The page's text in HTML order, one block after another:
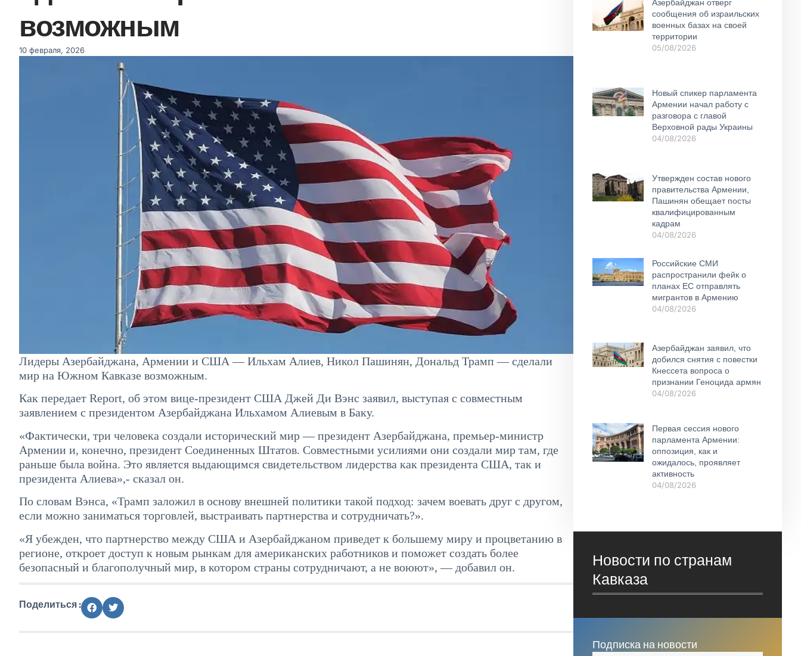
возможным
10 февраля, 2026
Лидеры Азербайджана, Армении и США — Ильхам Алиев, Никол Пашинян, Дональд Трамп — сделали
мир на Южном Кавказе возможным.
Как передает Report, об этом вице-президент США Джей Ди Вэнс заявил, выступая с совместным
заявлением с президентом Азербайджана Ильхамом Алиевым в Баку.
«Фактически, три человека создали исторический мир — президент Азербайджана, премьер-министр
Армении и, конечно, президент Соединенных Штатов. Совместными усилиями они создали мир там, где
раньше была война. Это является выдающимся свидетельством лидерства как президента США, так и
президента Алиева»,- сказал он.
По словам Вэнса, «Трамп заложил в основу внешней политики такой подход: зачем воевать друг с другом,
если можно заниматься торговлей, выстраивать партнерства и сотрудничать?».
«Я убежден, что партнерство между США и Азербайджаном приведет к большему миру и процветанию в
регионе, откроет доступ к новым рынкам для американских работников и поможет создать более
безопасный и благополучный мир, в котором страны сотрудничают, а не воюют», — добавил он.
Поделиться :
Азербайджан отверг
сообщения об израильских
военных базах на своей
территории
05/08/2026
Новый спикер парламента
Армении начал работу с
разговора с главой
Верховной рады Украины
04/08/2026
Утвержден состав нового
правительства Армении,
Пашинян обещает посты
квалифицированным
кадрам
04/08/2026
Российские СМИ
распространили фейк о
планах ЕС отправлять
мигрантов в Армению
04/08/2026
Азербайджан заявил, что
добился снятия с повестки
Кнессета вопроса о
признании Геноцида армян
04/08/2026
Первая сессия нового
парламента Армении:
оппозиция, как и
ожидалось, проявляет
активность
04/08/2026
Новости по странам
Кавказа
Подписка на новости